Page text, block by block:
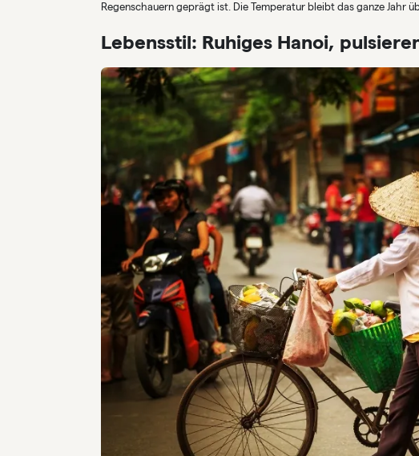
Regenschauern geprägt ist. Die Temperatur bleibt das ganze Jahr
Lebensstil: Ruhiges Hanoi,